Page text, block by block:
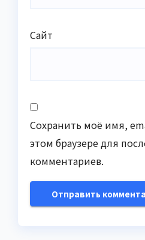
Сайт
Сохранить моё имя,
этом браузере для
комментариев.